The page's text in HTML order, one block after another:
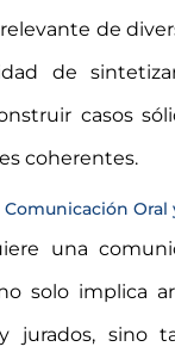
de
de
casos
coherentes.
Oral
una
solo implica
jurados, sino